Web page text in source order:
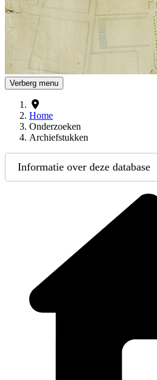
Verberg menu
Home
Onderzoeken
Archiefstukken
Informatie over deze database